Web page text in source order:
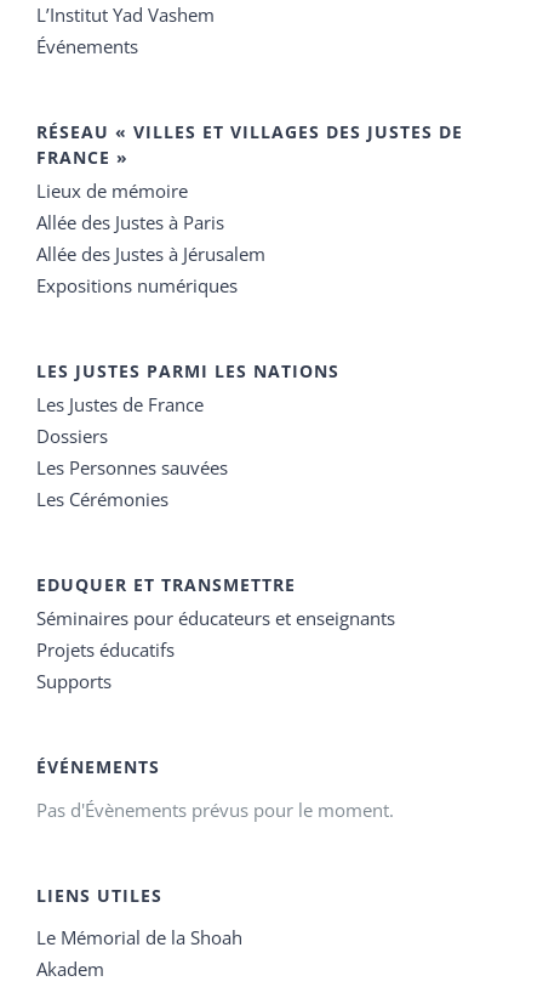
L’Institut Yad Vashem
Événements
RÉSEAU « VILLES ET VILLAGES DES JUSTES DE
FRANCE »
Lieux de mémoire
Allée des Justes à Paris
Allée des Justes à Jérusalem
Expositions numériques
LES JUSTES PARMI LES NATIONS
Les Justes de France
Dossiers
Les Personnes sauvées
Les Cérémonies
EDUQUER ET TRANSMETTRE
Séminaires pour éducateurs et enseignants
Projets éducatifs
Supports
ÉVÉNEMENTS
Pas d'Évènements prévus pour le moment.
LIENS UTILES
Le Mémorial de la Shoah
Akadem